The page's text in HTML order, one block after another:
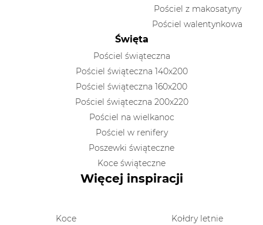
Pościel z makosatyny
Pościel walentynkowa
Święta
Pościel świąteczna
Pościel świąteczna 140x200
Pościel świąteczna 160x200
Pościel świąteczna 200x220
Pościel na wielkanoc
Pościel w renifery
Poszewki świąteczne
Koce świąteczne
Więcej inspiracji
Koce
Kołdry letnie